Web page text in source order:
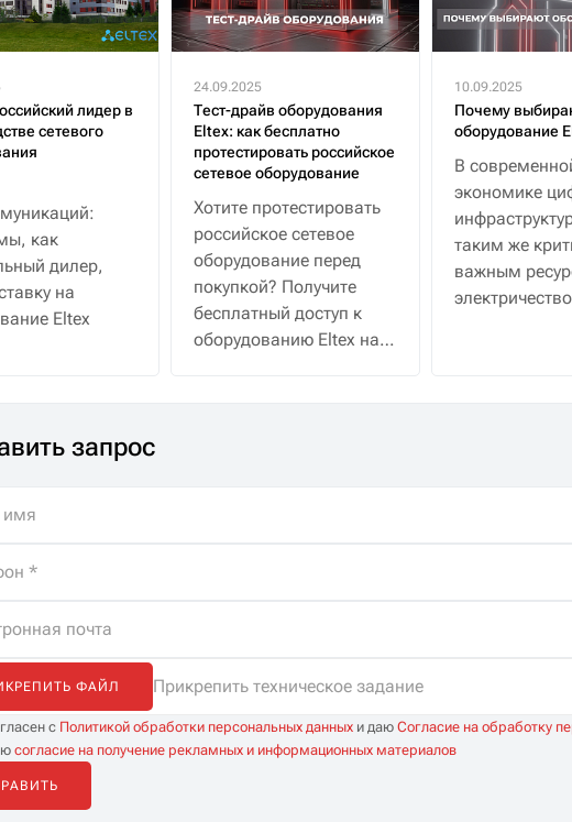
лидер в
сетевого
как
дилер,
на
Eltex
24.09.2025
Тест-драйв оборудования
Eltex: как бесплатно
протестировать российское
сетевое оборудование
Хотите протестировать
российское сетевое
оборудование перед
покупкой? Получите
бесплатный доступ к
оборудованию Eltex на
10.09.2025
Почему
оборудование
В
экономике
таким же
важным
запрос
ФАЙЛ Прикрепить техническое задание
с Политикой обработки персональных данных и даюСогласие на обработку
согласие на получение рекламных и информационных материалов